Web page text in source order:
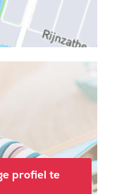
profiel te